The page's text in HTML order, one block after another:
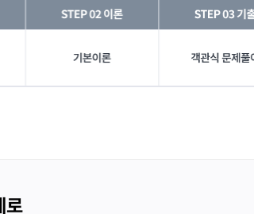
프라임법학원 노동법 전임강사